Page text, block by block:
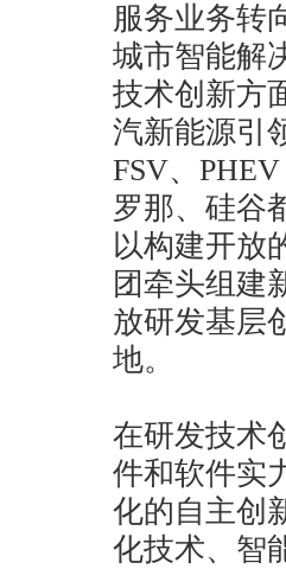
服务业务转
城市智能解
技术创新方
汽新能源引
FSV、
罗那、硅谷
以构建开放
团牵头组建
放研发基层
地。
在研发技术
件和软件实
化的自主创
化技术、智